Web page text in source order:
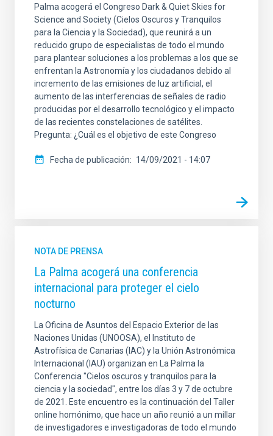
Palma acogerá el Congreso Dark & Quiet Skies for
Science and Society (Cielos Oscuros y Tranquilos
para la Ciencia y la Sociedad), que reunirá a un
reducido grupo de especialistas de todo el mundo
para plantear soluciones a los problemas a los que se
enfrentan la Astronomía y los ciudadanos debido al
incremento de las emisiones de luz artificial, el
aumento de las interferencias de señales de radio
producidas por el desarrollo tecnológico y el impacto
de las recientes constelaciones de satélites.
Pregunta: ¿Cuál es el objetivo de este Congreso
Fecha de publicación 14/09/2021 - 14:07
NOTA DE PRENSA
La Palma acogerá una conferencia
internacional para proteger el cielo
nocturno
La Oficina de Asuntos del Espacio Exterior de las
Naciones Unidas (UNOOSA), el Instituto de
Astrofísica de Canarias (IAC) y la Unión Astronómica
Internacional (IAU) organizan en La Palma la
Conferencia "Cielos oscuros y tranquilos para la
ciencia y la sociedad", entre los días 3 y 7 de octubre
de 2021. Este encuentro es la continuación del Taller
online homónimo, que hace un año reunió a un millar
de investigadores e investigadoras de todo el mundo